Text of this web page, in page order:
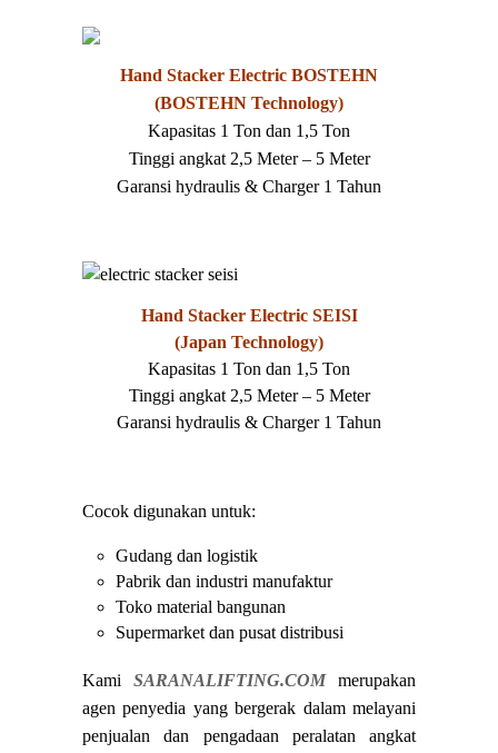
Hand Stacker Electric BOSTEHN
(BOSTEHN Technology)
Kapasitas 1 Ton dan 1,5 Ton
Tinggi angkat 2,5 Meter – 5 Meter
Garansi hydraulis & Charger 1 Tahun
Hand Stacker Electric SEISI
(Japan Technology)
Kapasitas 1 Ton dan 1,5 Ton
Tinggi angkat 2,5 Meter – 5 Meter
Garansi hydraulis & Charger 1 Tahun
Cocok digunakan untuk:
Gudang dan logistik
Pabrik dan industri manufaktur
Toko material bangunan
Supermarket dan pusat distribusi
Kami SARANALIFTING.COMmerupakan
agen penyedia yang bergerak dalam melayani
penjualan dan pengadaan peralatan angkat